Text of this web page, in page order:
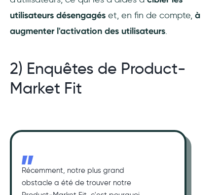
utilisateurs désengagés et, en fin de compte, à
augmenter l'activation des utilisateurs.
2) Enquêtes de Product-
Market Fit
Récemment, notre plus grand
obstacle a été de trouver notre